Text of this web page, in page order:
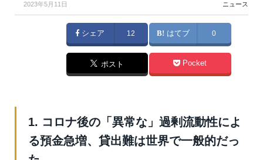
2023年5月11日 ニュース
シェア 12 はてブ 0
ポスト Pocket
1. コロナ後の「異常な」過剰流動性によ
る預金急増、貸出難は世界で一般的だっ